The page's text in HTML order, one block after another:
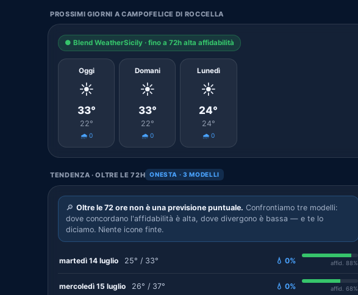
PROSSIMI GIORNI A CAMPOFELICE DI ROCCELLA
● Blend WeatherSicily · fino a 72h alta affidabilità
Oggi
☀️
33°
22°
🌧️ 0
Domani
☀️
33°
22°
🌧️ 0
Lunedì
☀️
24°
24°
🌧️ 0
TENDENZA · OLTRE LE 72H ONESTA · 3 MODELLI
🔎 Oltre le 72 ore non è una previsione puntuale. Confrontiamo tre modelli:
dove concordano l'affidabilità è alta, dove divergono è bassa — e te lo
diciamo. Niente icone finte.
martedì 14 luglio 25° / 33° 💧 0% affid. 88%
mercoledì 15 luglio 26° / 37° 💧 0% affid. 68%